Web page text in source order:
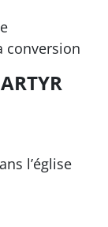
conversion
l’église